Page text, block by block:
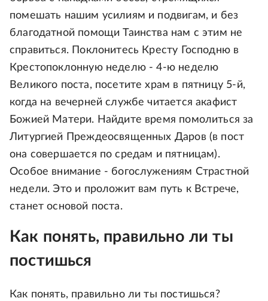
помешать нашим усилиям и подвигам, и без
благодатной помощи Таинства нам с этим не
справиться. Поклонитесь Кресту Господню в
Крестопоклонную неделю - 4-ю неделю
Великого поста, посетите храм в пятницу 5-й,
когда на вечерней службе читается акафист
Божией Матери. Найдите время помолиться за
Литургией Преждеосвященных Даров (в пост
она совершается по средам и пятницам).
Особое внимание - богослужениям Страстной
недели. Это и проложит вам путь к Встрече,
станет основой поста.
Как понять, правильно ли ты
постишься
Как понять, правильно ли ты постишься?